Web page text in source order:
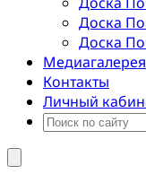
Доска
Доска
Медиагалерея
Контакты
Личный